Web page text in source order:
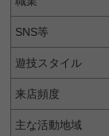
SNS等
遊技スタイル
来店頻度
主な活動地域